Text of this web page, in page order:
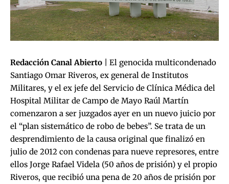
Redacción Canal Abierto | El genocida multicondenado
Santiago Omar Riveros, ex general de Institutos
Militares, y el ex jefe del Servicio de Clínica Médica del
Hospital Militar de Campo de Mayo Raúl Martín
comenzaron a ser juzgados ayer en un nuevo juicio por
el “plan sistemático de robo de bebes”. Se trata de un
desprendimiento de la causa original que finalizó en
julio de 2012 con condenas para nueve represores, entre
ellos Jorge Rafael Videla (50 años de prisión) y el propio
Riveros, que recibió una pena de 20 años de prisión por